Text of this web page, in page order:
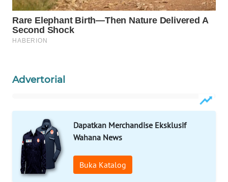
Advertorial
Dapatkan Merchandise Eksklusif
Wahana News
Buka Katalog
BORNEO
Wahana
Media
WAHANA
NEWS
WAHANA
WAHANA
ADVOKAT